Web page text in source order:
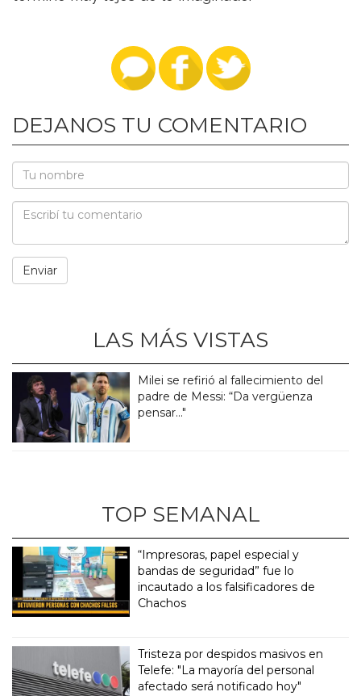
DEJANOS TU COMENTARIO
LAS MÁS VISTAS
Milei se refirió al fallecimiento del
padre de Messi: “Da vergüenza
pensar..."
TOP SEMANAL
“Impresoras, papel especial y
bandas de seguridad” fue lo
incautado a los falsificadores de
Chachos
Tristeza por despidos masivos en
Telefe: "La mayoría del personal
afectado será notificado hoy"